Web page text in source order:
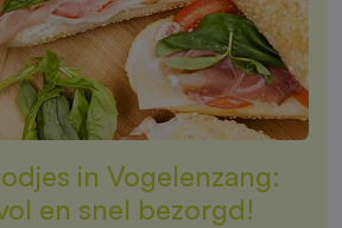
in Vogelenzang:
en snel bezorgd!